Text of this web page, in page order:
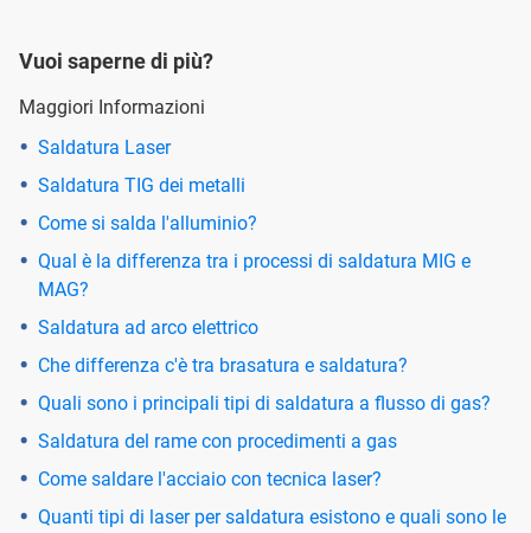
Vuoi saperne di più?
Maggiori Informazioni
Saldatura Laser
Saldatura TIG dei metalli
Come si salda l'alluminio?
Qual è la differenza tra i processi di saldatura MIG e
MAG?
Saldatura ad arco elettrico
Che differenza c'è tra brasatura e saldatura?
Quali sono i principali tipi di saldatura a flusso di gas?
Saldatura del rame con procedimenti a gas
Come saldare l'acciaio con tecnica laser?
Quanti tipi di laser per saldatura esistono e quali sono le